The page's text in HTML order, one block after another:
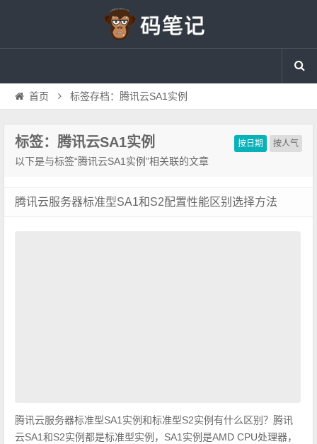
首页 标签存档：腾讯云SA1实例
按日期 按人气
标签：腾讯云SA1实例
以下是与标签“腾讯云SA1实例”相关联的文章
腾讯云服务器标准型SA1和S2配置性能区别选择方法
腾讯云服务器标准型SA1实例和标准型S2实例有什么区别？腾讯
云SA1和S2实例都是标准型实例，SA1实例是AMD CPU处理器，